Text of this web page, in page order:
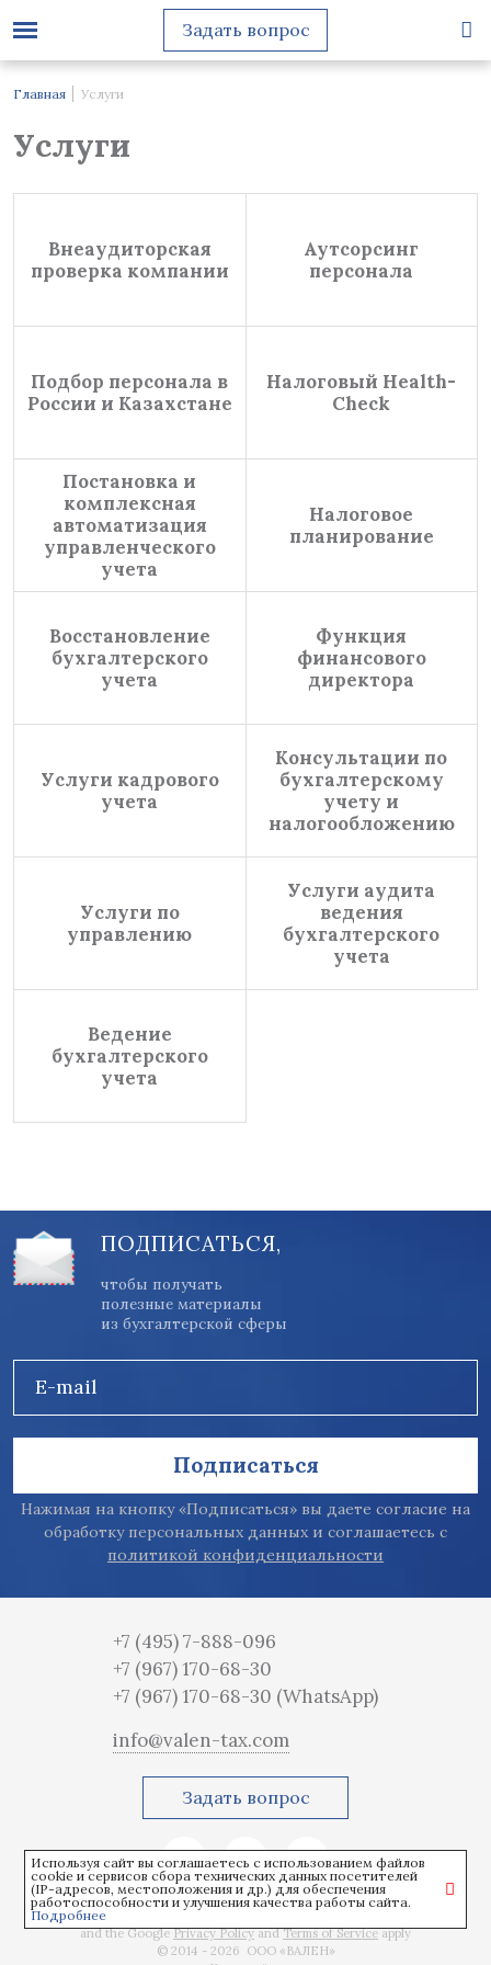
Задать вопрос
Главная Услуги
Услуги
Внеаудиторская
проверка компании
Аутсорсинг
персонала
Подбор персонала в
России и Казахстане
Налоговый Health-
Check
Постановка и
комплексная
автоматизация
управленческого
учета
Налоговое
планирование
Восстановление
бухгалтерского
учета
Функция
финансового
директора
Услуги кадрового
учета
Консультации по
бухгалтерскому
учету и
налогообложению
Услуги по
управлению
Услуги аудита
ведения
бухгалтерского
учета
Ведение
бухгалтерского
учета
ПОДПИСАТЬСЯ,
чтобы получать
полезные материалы
из бухгалтерской сферы
E-mail
Подписаться
Нажимая на кнопку «Подписаться» вы даете согласие на
обработку персональных данных и соглашаетесь с
политикой конфиденциальности
+7 (495) 7-888-096
+7 (967) 170-68-30
+7 (967) 170-68-30 (WhatsApp)
info@valen-tax.com
Задать вопрос
This site is protected by reCAPTCHA
and the GooglePrivacy PolicyandTerms of Serviceapply
© 2014 - 2026 ООО «ВАЛЕН»
Используя сайт вы соглашаетесь с использованием файлов
cookie и сервисов сбора технических данных посетителей
(IP-адресов, местоположения и др.) для обеспечения
работоспособности и улучшения качества работы сайта.
Подробнее